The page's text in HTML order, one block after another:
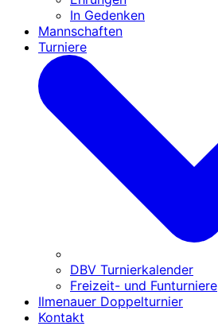
In Gedenken
Mannschaften
Turniere
DBV Turnierkalender
Freizeit- und Funturniere
Ilmenauer Doppelturnier
Kontakt